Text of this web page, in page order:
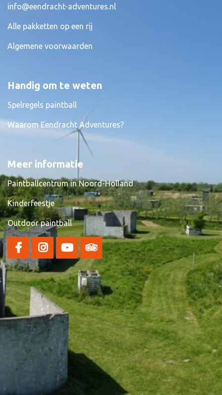
info@eendracht-adventures.nl
Alle pakketten op een rij
Algemene voorwaarden
Handig om te weten
Spelregels paintball
Waarom Eendracht Adventures?
Meer informatie
Paintballcentrum in Noord-Holland
Kinderfeestje
Outdoor paintball